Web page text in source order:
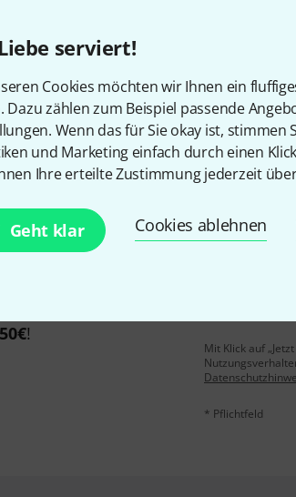
serviert!
Cookies möchten wir Ihnen ein
Dazu zählen zum Beispiel passende
Wenn das für Sie okay ist,
und Marketing einfach durch einen
Ihre erteilte Zustimmung jederzeit
Geht klar Cookies ablehnen
Gefällt Ihnen, was Sie
Teilen Hilfe &
mit etwas Glück
50€!
Mit Klick auf
* Pflichtfeld